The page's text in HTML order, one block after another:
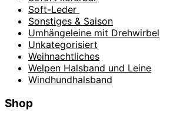
Soft-Leder
Sonstiges & Saison
Umhängeleine mit Drehwirbel
Unkategorisiert
Weihnachtliches
Welpen Halsband und Leine
Windhundhalsband
Shop